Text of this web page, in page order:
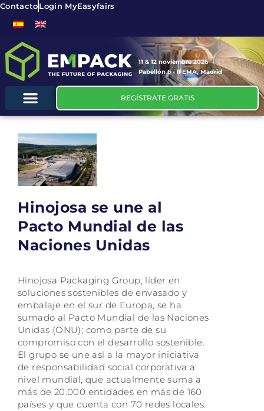
ContactoLogin MyEasyfairs
11 & 12 noviembre 2026
Pabellón 6 - IFEMA, Madrid
REGÍSTRATE GRATIS
Hinojosa se une al
Pacto Mundial de las
Naciones Unidas
Hinojosa Packaging Group, líder en
soluciones sostenibles de envasado y
embalaje en el sur de Europa, se ha
sumado al Pacto Mundial de las Naciones
Unidas (ONU); como parte de su
compromiso con el desarrollo sostenible.
El grupo se une así a la mayor iniciativa
de responsabilidad social corporativa a
nivel mundial, que actualmente suma a
más de 20.000 entidades en más de 160
países y que cuenta con 70 redes locales.